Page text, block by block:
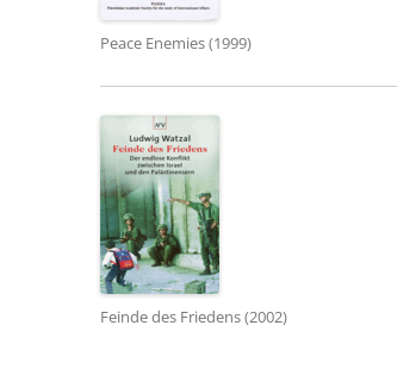
Peace Enemies (1999)
Feinde des Friedens (2002)